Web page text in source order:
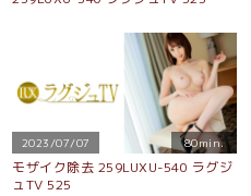
2023/07/07 80min.
モザイク除去 259LUXU-540 ラグジ
ュTV 525